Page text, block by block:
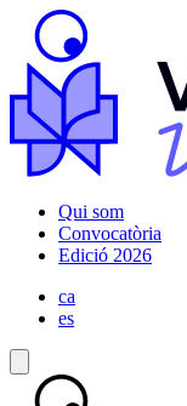
Qui som
Convocatòria
Edició 2026
ca
es